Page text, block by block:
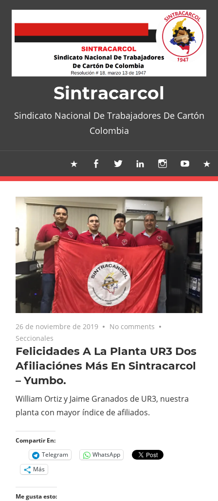
content
Sintracarcol
Sindicato Nacional De Trabajadores De Cartón
Colombia
26 de noviembre de 2019
No comments
Seccionales
Felicidades A La Planta UR3 Dos
Afiliaciónes Más En Sintracarcol
– Yumbo.
William Ortiz y Jaime Granados de UR3, nuestra
planta con mayor índice de afiliados.
Compartir En:
Telegram
WhatsApp
Más
Me gusta esto: